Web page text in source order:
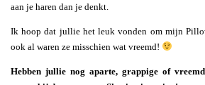
aan je haren dan je denkt.
Ik hoop dat jullie het leuk vonden om mijn
ook al waren ze misschien wat vreemd!
Hebben jullie nog aparte, grappige of